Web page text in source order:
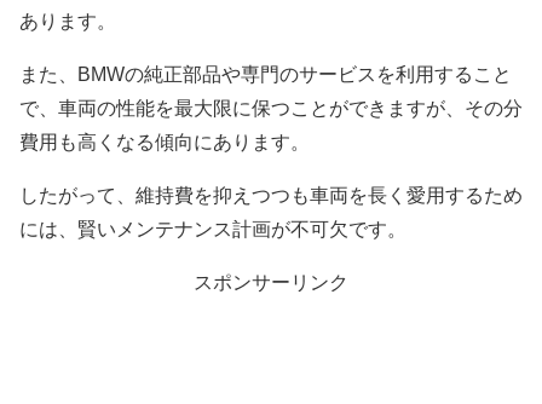
あります。
また、BMWの純正部品や専門のサービスを利用すること
で、車両の性能を最大限に保つことができますが、その分
費用も高くなる傾向にあります。
したがって、維持費を抑えつつも車両を長く愛用するため
には、賢いメンテナンス計画が不可欠です。
スポンサーリンク